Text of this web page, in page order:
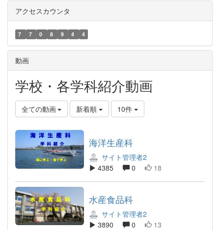
アクセスカウンタ
7 7 0 8 9 4 4
動画
学校・各学科紹介動画
全ての動画 新着順 10件
海洋生産科
サイト管理者2
4385
0 18
水産食品科
サイト管理者2
3890
0 13